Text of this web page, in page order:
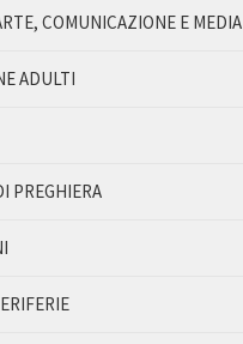
COMUNICAZIONE E MEDIA
ADULTI
PREGHIERA